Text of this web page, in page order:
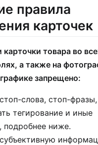
правила
карточек
товара во
а также на
запрещено:
слова, стоп-фразы,
тегирование и иные
подробнее ниже.